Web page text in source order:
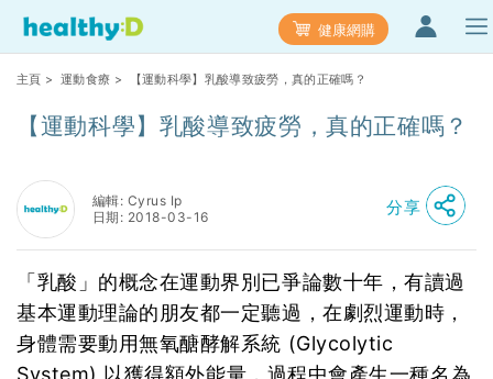
健康網購
主頁 > 運動食療 > 【運動科學】乳酸導致疲勞，真的正確嗎？
【運動科學】乳酸導致疲勞，真的正確嗎？
編輯: Cyrus Ip
日期: 2018-03-16
分享
「乳酸」的概念在運動界別已爭論數十年，有讀過
基本運動理論的朋友都一定聽過，在劇烈運動時，
身體需要動用無氧醣酵解系統 (Glycolytic
System) 以獲得額外能量，過程中會產生一種名為